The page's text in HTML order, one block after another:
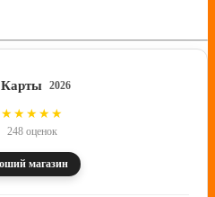
Карты 2026
★★★★★
248 оценок
магазин